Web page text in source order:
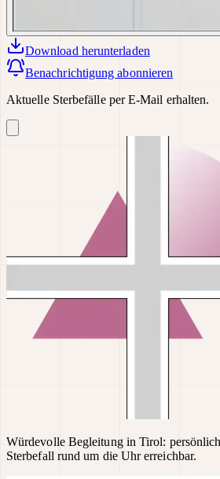
Download herunterladen
Benachrichtigung abonnieren
Aktuelle Sterbefälle per E-Mail erhalten.
Würdevolle Begleitung in Tirol:
Sterbefall rund um die Uhr erreichbar.